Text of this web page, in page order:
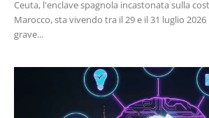
Ceuta, l'enclave spagnola incastonata sulla
Marocco, sta vivendo tra il 29 e il 31 luglio
grave...